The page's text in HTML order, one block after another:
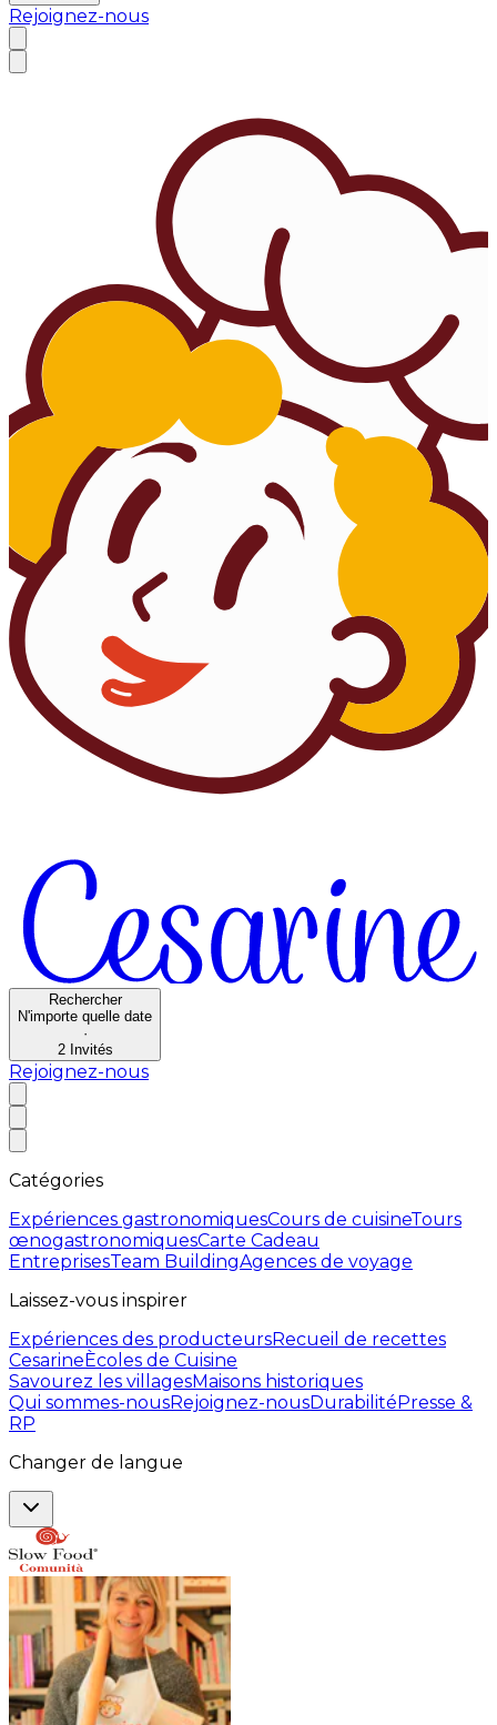
Rejoignez-nous
Rechercher
N'importe quelle date
·
2 Invités
Rejoignez-nous
Catégories
Expériences gastronomiquesCours de cuisineTours
œnogastronomiquesCarte Cadeau
EntreprisesTeam BuildingAgences de voyage
Laissez-vous inspirer
Expériences des producteursRecueil de recettes
CesarineÈcoles de Cuisine
Savourez les villagesMaisons historiques
Qui sommes-nousRejoignez-nousDurabilitéPresse &
RP
Changer de langue